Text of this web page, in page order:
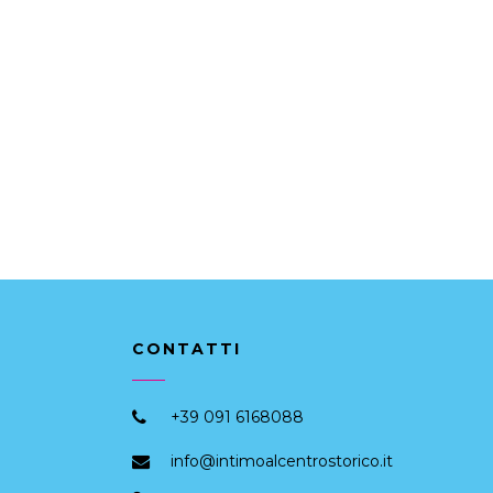
CONTATTI
+39 091 6168088
info@intimoalcentrostorico.it